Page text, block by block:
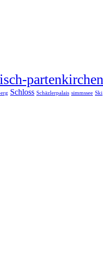
partenkirchen
Schloss Schäzlerpalais simmssee Ski